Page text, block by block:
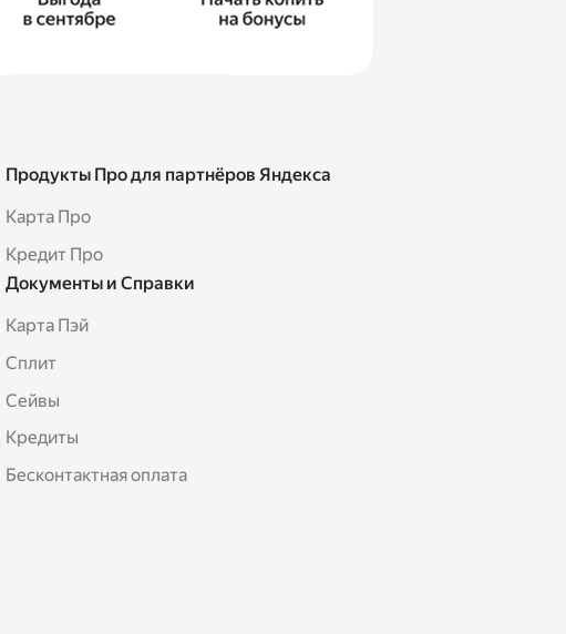
Продукты Про для партнёров Яндекса
Карта Про
Кредит Про
Документы и Справки
Карта Пэй
Сплит
Сейвы
Кредиты
Бесконтактная оплата